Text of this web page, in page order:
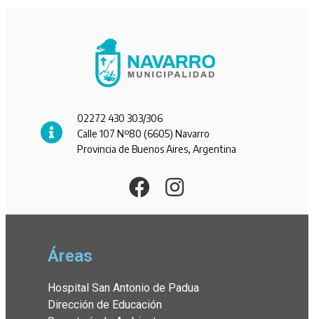
02272 430 303/306
Calle 107 Nº80 (6605) Navarro
Provincia de Buenos Aires, Argentina
Áreas
Hospital San Antonio de Padua
Dirección de Educación